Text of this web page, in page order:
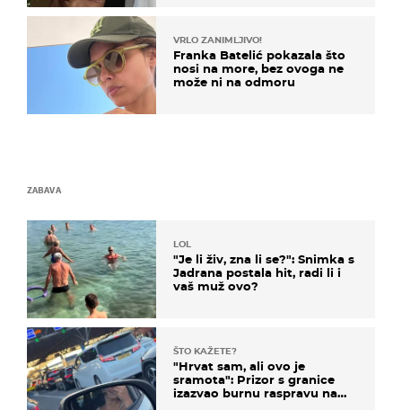
VRLO ZANIMLJIVO!
Franka Batelić pokazala što
nosi na more, bez ovoga ne
može ni na odmoru
ZABAVA
LOL
"Je li živ, zna li se?": Snimka s
Jadrana postala hit, radi li i
vaš muž ovo?
ŠTO KAŽETE?
"Hrvat sam, ali ovo je
sramota": Prizor s granice
izazvao burnu raspravu na